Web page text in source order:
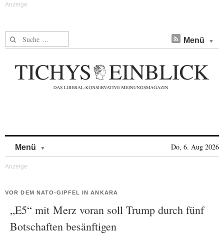
Suche nach: Menü
Menü Do, 6. Aug 2026
VOR DEM NATO-GIPFEL IN ANKARA
„E5“ mit Merz voran soll Trump durch fünf
Botschaften besänftigen